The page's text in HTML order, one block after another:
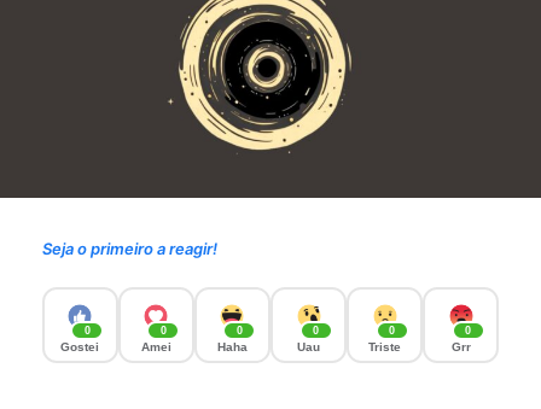
Seja o primeiro a reagir!
0
Gostei
0
Amei
0
Haha
0
Uau
0
Triste
0
Grr